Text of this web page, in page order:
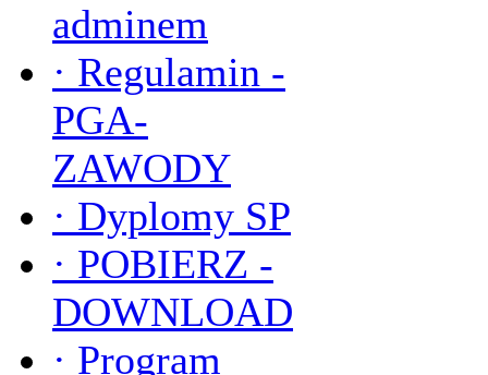
adminem
· Regulamin -
PGA-
ZAWODY
· Dyplomy SP
· POBIERZ -
DOWNLOAD
· Program